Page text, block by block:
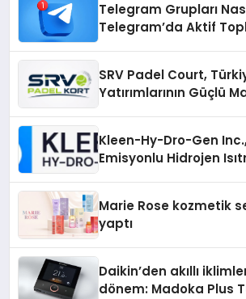
Telegram Grupları
Telegram’da Aktif
SRV Padel Court,
Yatırımlarının Güçlü
Kleen-Hy-Dro-Gen Inc.,
Emisyonlu Hidrojen
Marie Rose kozmetik
yaptı
Daikin’den akıllı
dönem: Madoka Plus